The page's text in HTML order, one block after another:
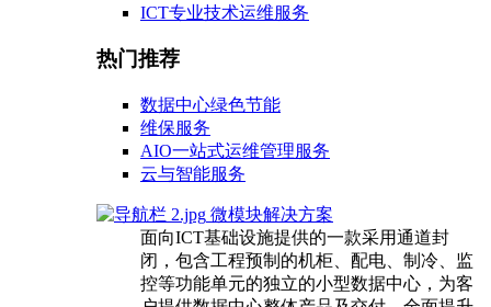
ICT专业技术运维服务
热门推荐
数据中心绿色节能
维保服务
AIO一站式运维管理服务
云与智能服务
微模块解决方案
面向ICT基础设施提供的一款采用通道封
闭，包含工程预制的机柜、配电、制冷、监
控等功能单元的独立的小型数据中心，为客